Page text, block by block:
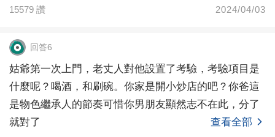
門都說不在家。我也不是很理解，洗碗這件事真的很嚴
這件事特別大說什麼也不肯罷休的樣子1.我只是希望大
家給我如何復合和后續修補提誠懇的建議2.我覺得我們
家家境也不差，我也不差。我跟男朋友同一個沿海本科
畢業。然后我gap一年 男朋友直接讀研。而且他選擇讀
研的時候也是說因為我留下來，沒有去其他學校。我覺
得他很愛我 我也很愛他，我只是不解他有這麼大反應，
15579 讚 2024/04/03
回答6
姑爺第一次上門，老丈人對他設置了考驗，考驗項目是
什麼呢？喝酒，和刷碗。你家是開小炒店的吧？你爸這
是物色繼承人的節奏可惜你男朋友顯然志不在此，分了
就對了
查看全部